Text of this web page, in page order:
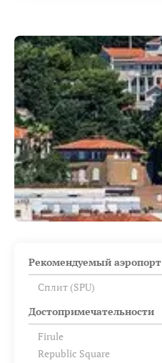
Рекомендуемый аэропорт
Сплит (SPU)
Достопримечательности
Firule
Republic Square